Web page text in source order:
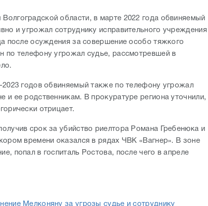
области, в марте 2022 года обвиняемый
и угрожал сотруднику исправительного учреждения
после осуждения за совершение особо тяжкого
по телефону угрожал судье, рассмотревшей в
годов обвиняемый также по телефону угрожал
и ее родственникам. В прокуратуре региона уточнили,
отрицает.
срок за убийство риелтора Романа Гребенюка и
времени оказался в рядах ЧВК «Вагнер». В зоне
попал в госпиталь Ростова, после чего в апреле
Мелконяну за угрозы судье и сотруднику